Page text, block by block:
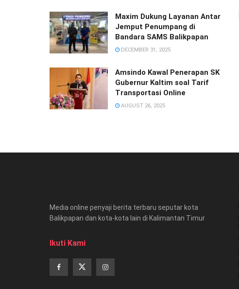
Maxim Dukung Layanan Antar
Jemput Penumpang di
Bandara SAMS Balikpapan
DECEMBER 31, 2025
Amsindo Kawal Penerapan SK
Gubernur Kaltim soal Tarif
Transportasi Online
AUGUST 26, 2025
Media online penyaji berita terbaru seputar kota
Balikpapan dan kota-kota lain di Kalimantan Timur
Ikuti Kami